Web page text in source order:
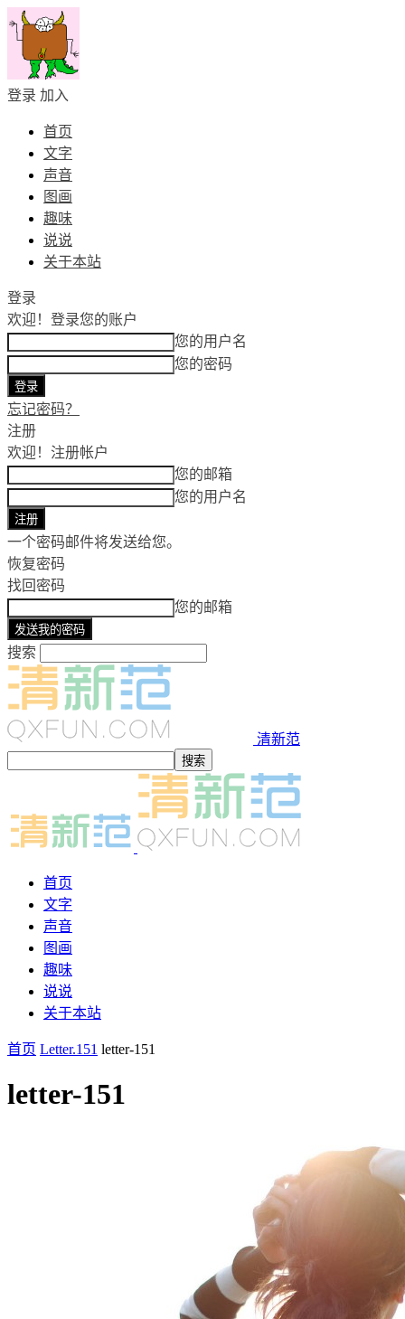
登录 加入
首页
文字
声音
图画
趣味
说说
关于本站
登录
欢迎！ 登录您的账户
您的用户名
您的密码
忘记密码？
注册
欢迎！ 注册帐户
您的邮箱
您的用户名
一个密码邮件将发送给您。
恢复密码
找回密码
您的邮箱
搜索
清新范
首页
文字
声音
图画
趣味
说说
关于本站
首页 Letter.151 letter-151
letter-151